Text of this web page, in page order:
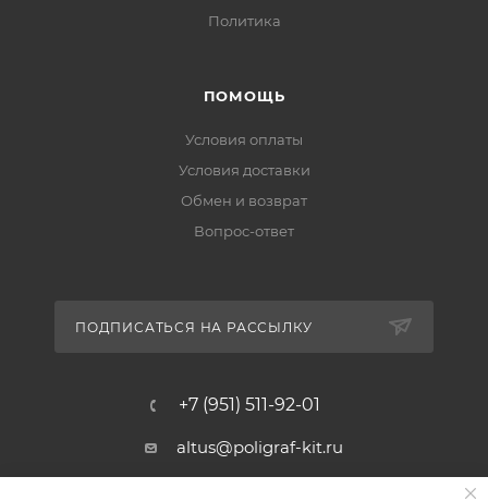
Политика
ПОМОЩЬ
Условия оплаты
Условия доставки
Обмен и возврат
Вопрос-ответ
ПОДПИСАТЬСЯ НА РАССЫЛКУ
+7 (951) 511-92-01
altus@poligraf-kit.ru